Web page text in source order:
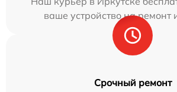
ваше устройство на ремонт
Срочный ремонт